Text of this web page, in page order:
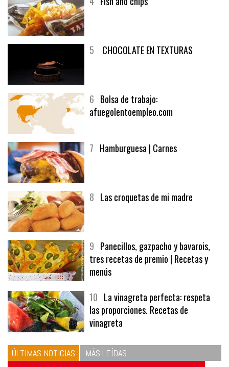
6Bolsa de trabajo:
9Panecillos, gazpacho y bavarois,
tres recetas de premio | Recetas y
menús
10La vinagreta perfecta: respeta
las proporciones. Recetas de
vinagreta